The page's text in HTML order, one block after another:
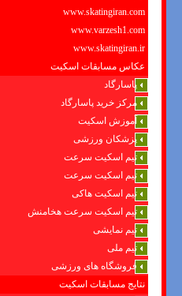
www.skatingiran.com
www.varzesh1.com
www.skatingiran.ir
عکاس مسابقات اسکیت
پاسارگاد
مرکز خرید پاسارگاد
آموزش اسکیت
پزشکان ورزشی
تیم اسکیت سرعت
تیم اسکیت سرعت
تیم اسکیت هاکی
تیم اسکیت سرعت هخامنش
تیم نمایشی
تیم ملی
فروشگاه های ورزشی
نتایج مسابقات اسکیت